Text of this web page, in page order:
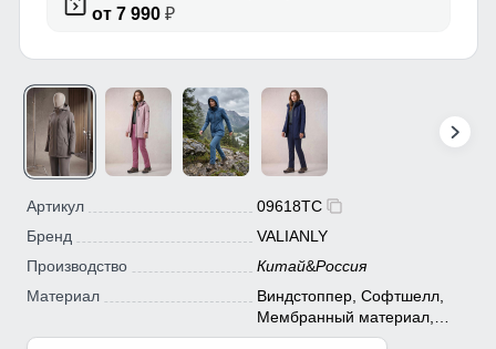
от 7 990₽
Артикул
09618TC
Бренд
VALIANLY
Производство
Китай&Россия
Материал
Виндстоппер, Софтшелл,
Мембранный материал,
Полиэстер